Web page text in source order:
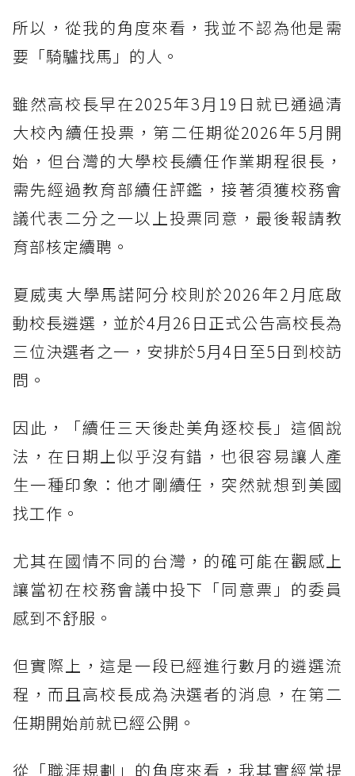
所以，從我的角度來看，我並不認為他是需
要「騎驢找馬」的人。
雖然高校長早在2025年3月19日就已通過清
大校內續任投票，第二任期從2026年5月開
始，但台灣的大學校長續任作業期程很長，
需先經過教育部續任評鑑，接著須獲校務會
議代表二分之一以上投票同意，最後報請教
育部核定續聘。
夏威夷大學馬諾阿分校則於2026年2月底啟
動校長遴選，並於4月26日正式公告高校長為
三位決選者之一，安排於5月4日至5日到校訪
問。
因此，「續任三天後赴美角逐校長」這個說
法，在日期上似乎沒有錯，也很容易讓人產
生一種印象：他才剛續任，突然就想到美國
找工作。
尤其在國情不同的台灣，的確可能在觀感上
讓當初在校務會議中投下「同意票」的委員
感到不舒服。
但實際上，這是一段已經進行數月的遴選流
程，而且高校長成為決選者的消息，在第二
任期開始前就已經公開。
從「職涯規劃」的角度來看，我其實經常提